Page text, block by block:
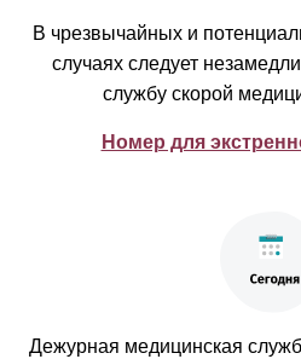
В чрезвычайных и
случаях следует
службу скорой
Номер для
Дежурная медицинская